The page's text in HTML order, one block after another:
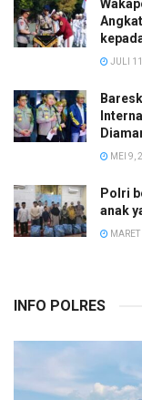
JULI
MEI 9,
Polri
anak
INFO POLRES